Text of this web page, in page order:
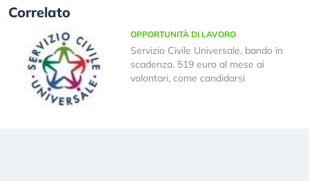
Correlato
OPPORTUNITÀ DI LAVORO
Servizio Civile Universale, bando in
scadenza. 519 euro al mese ai
volontari, come candidarsi